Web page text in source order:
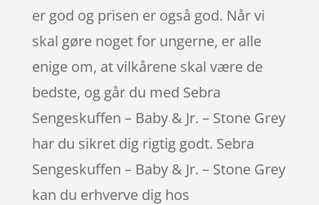
er god og prisen er også god. Når vi
skal gøre noget for ungerne, er alle
enige om, at vilkårene skal være de
bedste, og går du med Sebra
Sengeskuffen – Baby & Jr. – Stone Grey
har du sikret dig rigtig godt. Sebra
Sengeskuffen – Baby & Jr. – Stone Grey
kan du erhverve dig hos